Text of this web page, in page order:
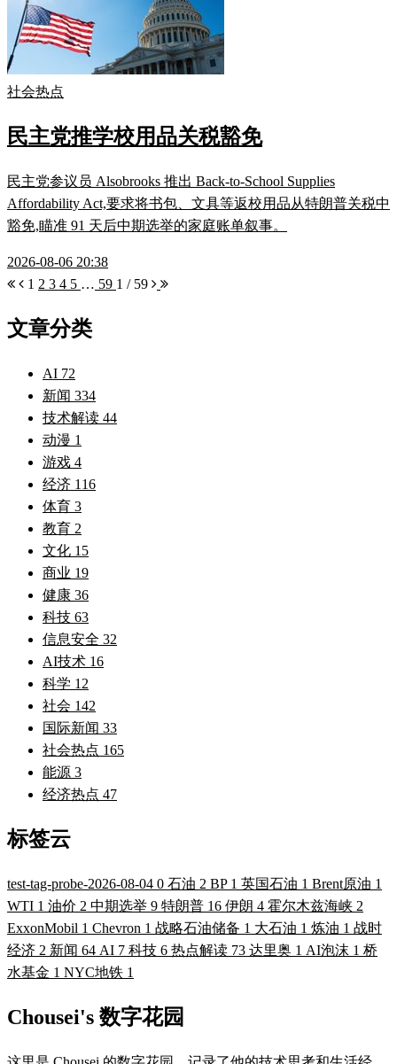
社会热点
民主党推学校用品关税豁免
民主党参议员 Alsobrooks 推出 Back-to-School Supplies
Affordability Act,要求将书包、文具等返校用品从特朗普关税中
豁免,瞄准 91 天后中期选举的家庭账单叙事。
2026-08-06 20:38
1 2 3 4 5 … 59 1 / 59
文章分类
AI 72
新闻 334
技术解读 44
动漫 1
游戏 4
经济 116
体育 3
教育 2
文化 15
商业 19
健康 36
科技 63
信息安全 32
AI技术 16
科学 12
社会 142
国际新闻 33
社会热点 165
能源 3
经济热点 47
标签云
test-tag-probe-2026-08-04 0 石油 2 BP 1 英国石油 1 Brent原油 1
WTI 1 油价 2 中期选举 9 特朗普 16 伊朗 4 霍尔木兹海峡 2
ExxonMobil 1 Chevron 1 战略石油储备 1 大石油 1 炼油 1 战时
经济 2 新闻 64 AI 7 科技 6 热点解读 73 达里奥 1 AI泡沫 1 桥
水基金 1 NYC地铁 1
Chousei's 数字花园